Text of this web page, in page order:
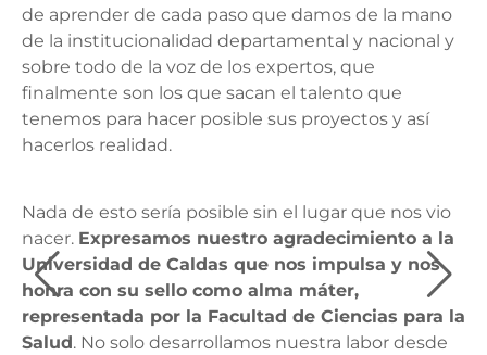
de aprender de cada paso que damos de la mano
de la institucionalidad departamental y nacional y
sobre todo de la voz de los expertos, que
finalmente son los que sacan el talento que
tenemos para hacer posible sus proyectos y así
hacerlos realidad.
Nada de esto sería posible sin el lugar que nos vio
nacer. Expresamos nuestro agradecimiento a la
Universidad de Caldas que nos impulsa y nos
honra con su sello como alma máter,
representada por la Facultad de Ciencias para la
Salud . No solo desarrollamos nuestra labor desde